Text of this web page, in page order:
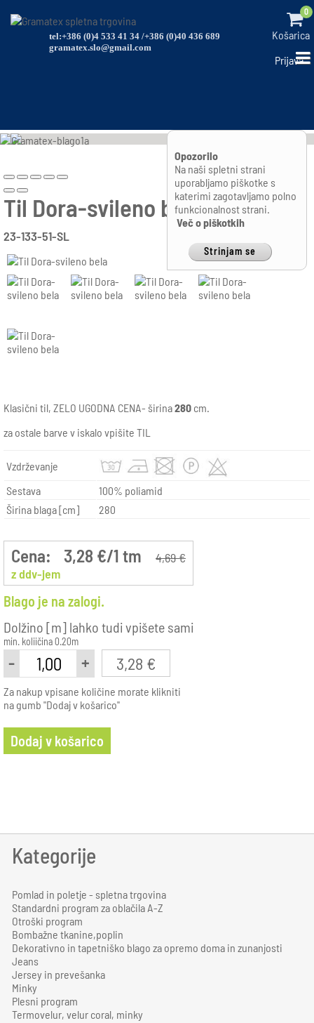
Opozorilo
Na naši spletni strani
uporabljamo piškotke s
katerimi zagotavljamo polno
funkcionalnost strani.
Več o piškotkih
Strinjam se
tel:+386 (0)4 533 41 34 /+386 (0)40 436 689
gramatex.slo@gmail.com
Košarica
0
Prijava
Til Dora-svileno bela
23-133-51-SL
Klasični til, ZELO UGODNA CENA- širina280 cm.
za ostale barve v iskalo vpišite TIL
Vzdrževanje
Sestava
100% poliamid
Širina blaga [cm]
280
Cena:
z ddv-jem
3,28 €/1 tm 4,69 €
Blago je na zalogi.
Dolžino [m] lahko tudi vpišete sami
min. koliičina 0.20m
- + 3,28 €
Za nakup vpisane količine morate klikniti
na gumb "Dodaj v košarico"
Dodaj v košarico
Kategorije
Pomlad in poletje - spletna trgovina
Standardni program za oblačila A-Z
Otroški program
Bombažne tkanine,poplin
Dekorativno in tapetniško blago za opremo doma in zunanjosti
Jeans
Jersey in prevešanka
Minky
Plesni program
Termovelur, velur coral, minky